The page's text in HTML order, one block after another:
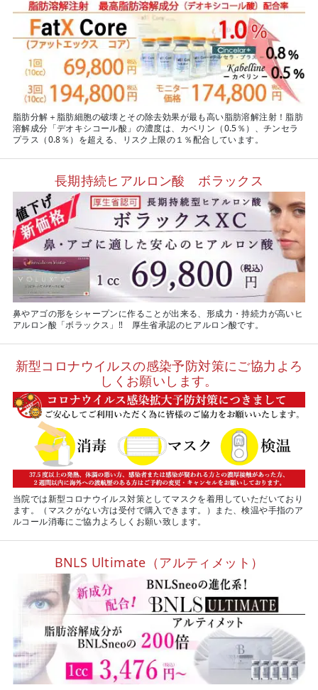
脂肪分解＋脂肪細胞の破壊とその除去効果が最も高い脂肪溶解注射！脂肪
溶解成分「デオキシコール酸」の濃度は、カベリン（0.5％）、チンセラ
プラス（0.8％）を超える、リスク上限の１％配合しています。
長期持続ヒアルロン酸 ボラックス
鼻やアゴの形をシャープンに作ることが出来る、形成力・持続力が高いヒ
アルロン酸「ボラックス」‼ 厚生省承認のヒアルロン酸です。
新型コロナウイルスの感染予防対策にご協力よろ
しくお願いします。
当院では新型コロナウイルス対策としてマスクを着用していただいており
ます。（マスクがない方は受付で購入できます。）また、検温や手指のア
ルコール消毒にご協力よろしくお願い致します。
BNLS Ultimate（アルティメット）